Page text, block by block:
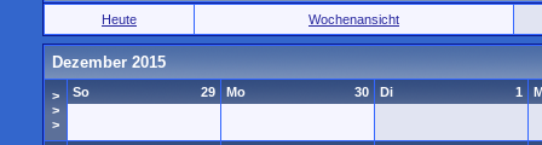
Heute Wochenansicht
Dezember 2015
>
>
>
29
So 30
Mo 1
Di